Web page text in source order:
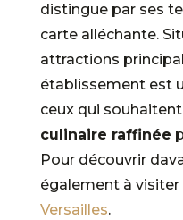
distingue par ses
carte alléchante.
attractions
établissement est
ceux qui
culinaire raffinée
Pour découvrir
également à visiter
Versailles.